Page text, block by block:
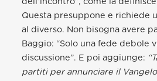
Questa presuppone e richiede
al diverso. Non bisogna avere
Baggio: “Solo una fede debole
discussione”. E poi aggiunge:
partiti per annunciare il